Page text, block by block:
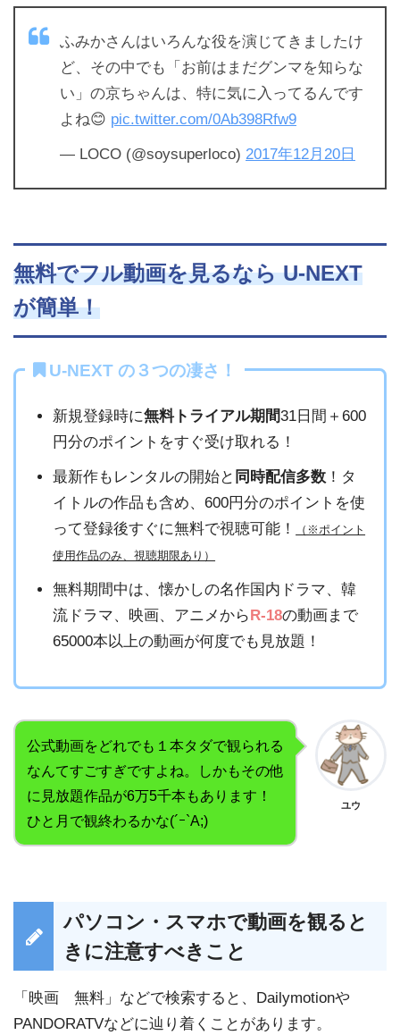
ふみかさんはいろんな役を演じてきましたけ
ど、その中でも「お前はまだグンマを知らな
い」の京ちゃんは、特に気に入ってるんです
よね😊 pic.twitter.com/0Ab398Rfw9
— LOCO (@soysuperloco) 2017年12月20日
無料でフル動画を見るなら U-NEXT
が簡単！
U-NEXT の３つの凄さ！
新規登録時に無料トライアル期間31日間＋600
円分のポイントをすぐ受け取れる！
最新作もレンタルの開始と 同時配信多数 ！タ
イトルの作品も含め、600円分のポイントを使
って登録後すぐに無料で視聴可能！
（※ポイント
使用作品のみ、視聴期限あり）
無料期間中は、懐かしの名作国内ドラマ、韓
流ドラマ、映画、アニメからR-18の動画まで
65000本以上の動画が何度でも見放題！
公式動画をどれでも１本タダで観られる
なんてすごすぎですよね。しかもその他
に見放題作品が6万5千本もあります！
ひと月で観終わるかな(´ｰ`A;)
ユウ
パソコン・スマホで動画を観ると
きに注意すべきこと
「映画 無料」などで検索すると、Dailymotionや
PANDORATVなどに辿り着くことがあります。